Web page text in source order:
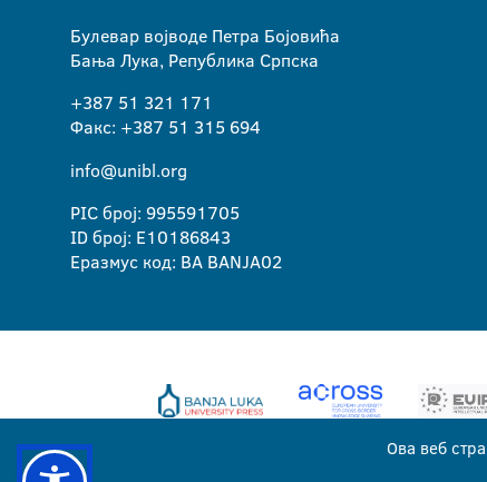
Булевар војводе Петра Бојовића
Бања Лука, Република Српска
+387 51 321 171
Факс: +387 51 315 694
info@unibl.org
PIC број: 995591705
ID број: E10186843
Еразмус код: BA BANJA02
Ова веб